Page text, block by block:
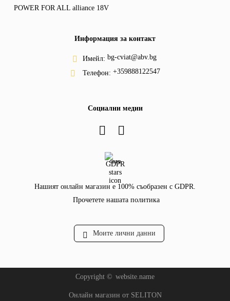
POWER FOR ALL alliance 18V
Информация за контакт
Имейл: bg-cviat@abv.bg
Телефон: +359888122547
Социални медии
GDPR
Нашият онлайн магазин е 100% съобразен с GDPR.
Прочетете нашата политика
Моите лични данни
Copyright © website.name
Онлайн магазин от SELITON